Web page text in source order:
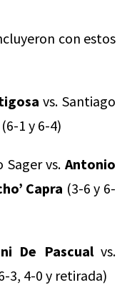
con estos
vs. Santiago
1 y 6-4)
vs. Antonio
Capra (3-6 y 6-
De Pascualvs.
3, 4-0 y retirada)